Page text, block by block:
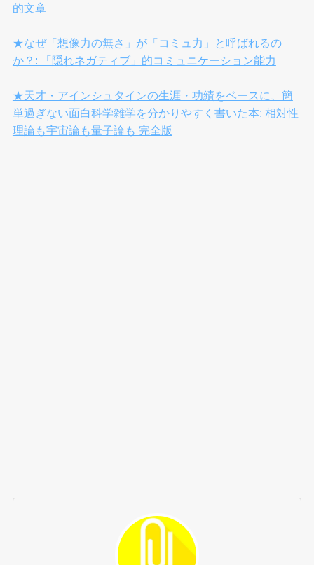
的文章
★なぜ「想像力の無さ」が「コミュ力」と呼ばれるの
か？: 「隠れネガティブ」的コミュニケーション能力
★天才・アインシュタインの生涯・功績をベースに、簡
単過ぎない面白科学雑学を分かりやすく書いた本: 相対性
理論も宇宙論も量子論も 完全版